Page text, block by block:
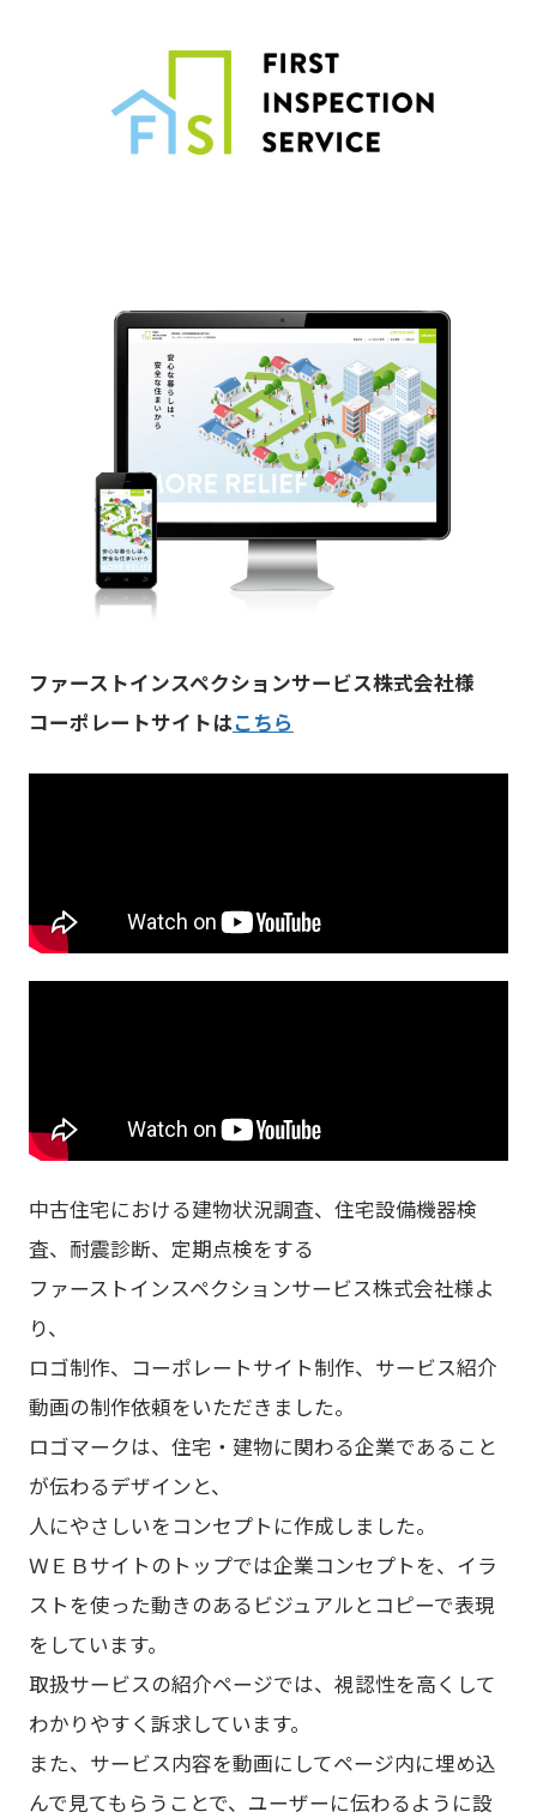
ファーストインスペクションサービス株式会社様
コーポレートサイトはこちら
中古住宅における建物状況調査、住宅設備機器検
査、耐震診断、定期点検をする
ファーストインスペクションサービス株式会社様よ
り、
ロゴ制作、コーポレートサイト制作、サービス紹介
動画の制作依頼をいただきました。
ロゴマークは、住宅・建物に関わる企業であること
が伝わるデザインと、
人にやさしいをコンセプトに作成しました。
ＷＥＢサイトのトップでは企業コンセプトを、イラ
ストを使った動きのあるビジュアルとコピーで表現
をしています。
取扱サービスの紹介ページでは、視認性を高くして
わかりやすく訴求しています。
また、サービス内容を動画にしてページ内に埋め込
んで見てもらうことで、ユーザーに伝わるように設